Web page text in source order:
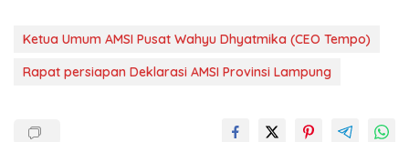
Ketua Umum AMSI Pusat Wahyu Dhyatmika (CEO Tempo)
Rapat persiapan Deklarasi AMSI Provinsi Lampung